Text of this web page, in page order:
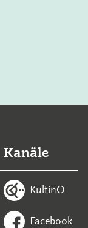
Kanäle
KultinO
Facebook